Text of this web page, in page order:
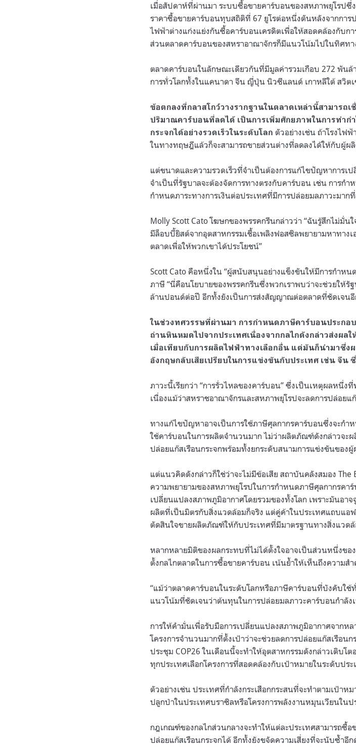
เมื่อสัปดาห์ที่ผ่านมา ระบบซื้อขายคาร์บอนของสหภาพยุโรปซึ่
ราคาซื้อขายคาร์บอนทุบสถิติที่ 67 ยูโรต่อหนึ่งตันหลังจากการ
ไฟฟ้าต่างแก่งแย่งกันซื้อคาร์บอนเครดิตเพื่อให้สอดคล้องกับก
ส่วนตลาดคาร์บอนของสหราอาณาจักรก็มีแนวโน้มไปในทิศทา
ตลาดคาร์บอนในลักษณะเดียวกันที่มีมูลค่ารวมเกือบ 272 พันล้
การทั่วโลกทั้งในแคนาดา จีน ญี่ปุ่น นิวซีแลนด์ เกาหลีใต้ สวิต
ข้อตกลงที่กลาสโกว์วางรากฐานในตลาดเหล่านี้สามารถ
ปริมาณคาร์บอนที่ลดได้ เป็นการเพิ่มศักยภาพในการทำ
กระจกได้อย่างรวดเร็วในระดับโลก ตัวอย่างเช่น ถ้าโรงไฟ
ในทางทฤษฎีแล้วก็จะสามารถขายส่วนต่างที่ลดลงได้ให้กับผู้ผ
แต่ขนาดและความรวดเร็วที่จำเป็นต้องการแก้ไขปัญหาการ
จำเป็นที่รัฐบาลจะต้องจัดการทางตรงกับคาร์บอน เช่น การก
กำหนดภาระทางการเงินต่อประเทศที่มีการปล่อยมลภาวะมาก
Molly Scott Catoโฆษกของพรรคกรีนกล่าวว่า “ฉันรู้สึกไม่มั่นใ
มีล็อบบี้ยิสต์จากอุตสาหกรรมเชื้อเพลิงฟอสซิลพยายามหาทาง
ตลาดเพื่อให้พวกเขาได้ประโยชน์”
Scott Cato คือหนึ่งใน “ผู้สนับสนุนอย่างแข็งขันให้มีการกำหน
ภาษี “นี่คือนโยบายของพรรคกรีนซึ่งพวกเราพบว่าจะช่วยให้รั
ล้านปอนด์ต่อปี อีกทั้งยังเป็นการส่งสัญญาณต่อตลาดที่ชัดเจน
ในช่วงทศวรรษที่ผ่านมา การกำหนดภาษีคาร์บอนประกอ
ถ่านหินหมดไปจากประเทศเนื่องจากกลไกดังกล่าวส่งผล
เมื่อเทียบกับการผลิตไฟฟ้าทางเลือกอื่น แต่มันก็นำมาซึ่ง
อังกฤษกลับเสียเปรียบในการแข่งขันกับประเทศ เช่น จีน
ภาวะนี้เรียกว่า “การรั่วไหลของคาร์บอน” ซึ่งเป็นเหตุผลหนึ่งที่
เนื่องแม้ว่าสหราชอาณาจักรและสหภาพยุโรปจะลดการปล่อย
ทางแก้ไขปัญหาอาจเป็นการใช้ภาษีศุลกากรคาร์บอนซึ่งจะก
ใช้คาร์บอนในการผลิตจำนวนมาก ไม่ว่าผลิตภัณฑ์ดังกล่าวจะ
ปล่อยแก๊สเรือนกระจกพร้อมทั้งยกระดับสนามการแข่งขันของ
แต่แนวคิดดังกล่าวก็ใช่ว่าจะไม่มีข้อเสีย สถาบันคลังสมอง The
ความพยายามของสหภาพยุโรปในการกำหนดภาษีศุลกากรคา
เปลี่ยนแปลงสภาพภูมิอากาศโดยรวมของทั้งโลก เพราะมันอาจ
ผลิตที่เป็นมิตรกับสิ่งแวดล้อมก็จริง แต่คู่ค้าในประเทศแถบแอ
ตัดสินใจขายผลิตภัณฑ์ให้กับประเทศที่มีมาตรฐานทางสิ่งแวด
หลากหลายมิติของผลกระทบที่ไม่ได้ตั้งใจอาจเป็นส่วนหนึ่งข
ตั้งกลไกตลาดในการซื้อขายคาร์บอน เน้นย้ำให้เห็นถึงความส
“แม้ว่าตลาดคาร์บอนในระดับโลกหรือภาษีคาร์บอนที่บังคับใ
แนวโน้มที่ชัดเจนว่าต้นทุนในการปล่อยมลภาวะคาร์บอนกำลัง
การให้คำมั่นเพื่อรับมือการเปลี่ยนแปลงสภาพภูมิอากาศจาก
โครงการจำนวนมากที่ตั้งเป้าว่าจะช่วยลดการปล่อยแก๊สเรือน
ประชุม COP26ในเดือนนี้จะทำให้อุตสาหกรรมดังกล่าวเติบโ
ทุกประเทศเลือกโครงการที่สอดคล้องกับเป้าหมายในระดับประ
ตัวอย่างเช่น ประเทศที่กำลังกระเสือกกระสนที่จะทำตามเป้า
ปลูกป่าในประเทศบราซิลหรือโครงการพลังงานหมุนเวียนในป
กฎเกณฑ์ของกลไกส่วนกลางจะทำให้แต่ละประเทศสามารถซื้
ปล่อยแก๊สเรือนกระจกได้ อีกทั้งยังขจัดความเสี่ยงที่จะนับซ้ำอีก